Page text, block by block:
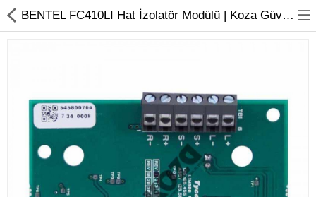
Kameralar
Kayıt Cihazları
Mobil Ürünler
BENTEL FC410LI Hat İzolatör Modülü | Koza Güvenlik Sistemleri